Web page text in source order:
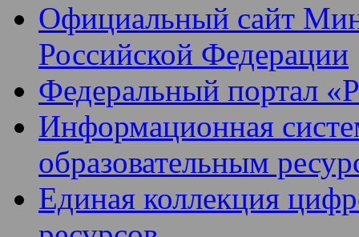
Официальный сайт
Российской Федерации
Федеральный портал
Информационная
образовательным
Единая коллекция